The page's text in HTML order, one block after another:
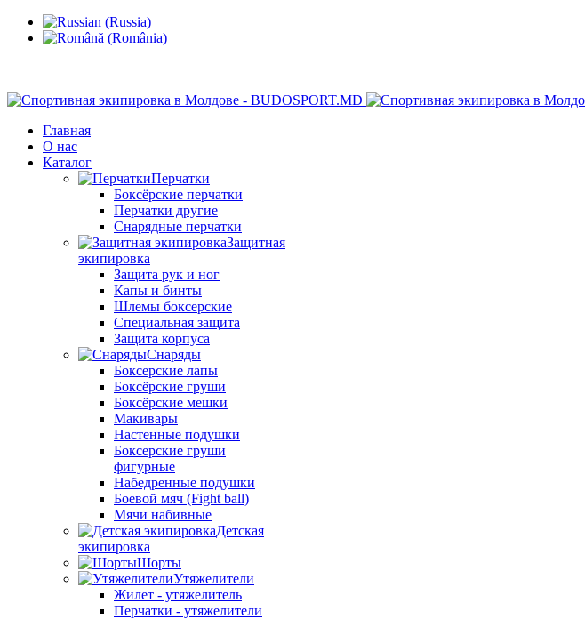
Главная
О нас
Каталог
Перчатки
Боксёрские перчатки
Перчатки другие
Снарядные перчатки
Защитная
экипировка
Защита рук и ног
Капы и бинты
Шлемы боксерские
Специальная защита
Защита корпуса
Снаряды
Боксерские лапы
Боксёрские груши
Боксёрские мешки
Макивары
Настенные подушки
Боксерские груши
фигурные
Набедренные подушки
Боевой мяч (Fight ball)
Мячи набивные
Детская
экипировка
Шорты
Утяжелители
Жилет - утяжелитель
Перчатки - утяжелители